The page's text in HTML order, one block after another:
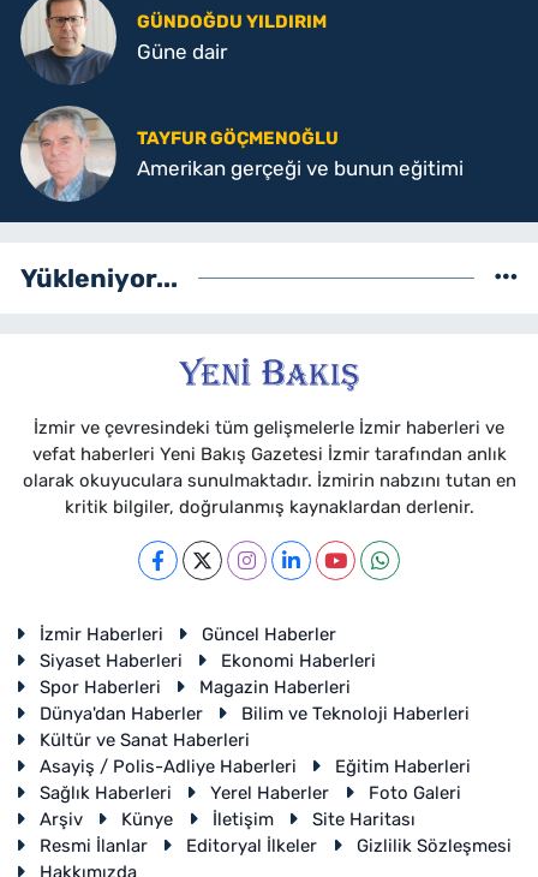
GÜNDOĞDU YILDIRIM
Güne dair
TAYFUR GÖÇMENOĞLU
Amerikan gerçeği ve bunun eğitimi
Yükleniyor...
İzmir ve çevresindeki tüm gelişmelerle İzmir haberleri ve
vefat haberleri Yeni Bakış Gazetesi İzmir tarafından anlık
olarak okuyuculara sunulmaktadır. İzmirin nabzını tutan en
kritik bilgiler, doğrulanmış kaynaklardan derlenir.
İzmir Haberleri
Güncel Haberler
Siyaset Haberleri
Ekonomi Haberleri
Spor Haberleri
Magazin Haberleri
Dünya'dan Haberler
Bilim ve Teknoloji Haberleri
Kültür ve Sanat Haberleri
Asayiş / Polis-Adliye Haberleri
Eğitim Haberleri
Sağlık Haberleri
Yerel Haberler
Foto Galeri
Arşiv
Künye İletişim
Site Haritası
Resmi İlanlar
Editoryal İlkeler
Gizlilik Sözleşmesi
Hakkımızda